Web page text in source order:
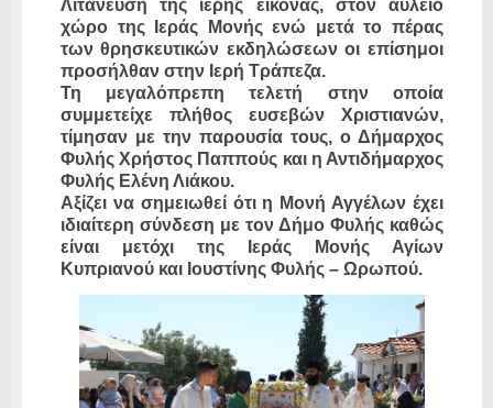
Λιτάνευση της ιερής εικόνας, στον αύλειο
χώρο της Ιεράς Μονής ενώ μετά το πέρας
των θρησκευτικών εκδηλώσεων οι επίσημοι
προσήλθαν στην Ιερή Τράπεζα.
Τη μεγαλόπρεπη τελετή στην οποία
συμμετείχε πλήθος ευσεβών Χριστιανών,
τίμησαν με την παρουσία τους, ο Δήμαρχος
Φυλής Χρήστος Παππούς και η Αντιδήμαρχος
Φυλής Ελένη Λιάκου.
Αξίζει να σημειωθεί ότι η Μονή Αγγέλων έχει
ιδιαίτερη σύνδεση με τον Δήμο Φυλής καθώς
είναι μετόχι της Ιεράς Μονής Αγίων
Κυπριανού και Ιουστίνης Φυλής – Ωρωπού.